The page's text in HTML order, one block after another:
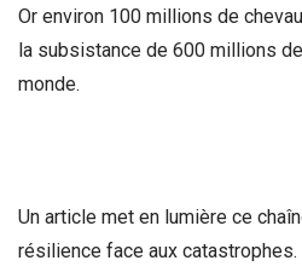
Or environ 100 millions de
la subsistance de 600 millions
monde.
Un article met en lumière ce
résilience face aux catastrophes.